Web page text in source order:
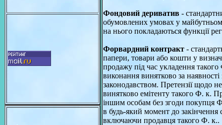
Фoндовий дериватив -
обумовлених умовах у
на нього покладаються функції
Форвардний контракт -
папери, товари або кошти у
продажу під час укладення
виконання винятково за
законодавством. Претензії щодо
винятково емітенту такого Ф. к.
іншим особам без згоди покупця
в будь-який момент до закінчення
включаючи продавця такого Ф. к..